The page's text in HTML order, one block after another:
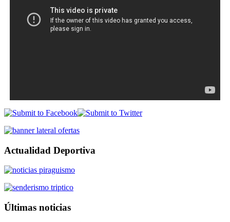
Actualidad Deportiva
Últimas noticias